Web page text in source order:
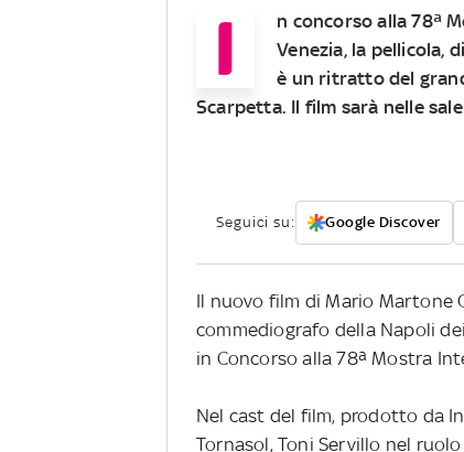
I
n concorso alla 78ª
Venezia, la pellicola,
è un ritratto del
Scarpetta. Il film sarà nelle
Seguici su: Google Discover
Il nuovo film di Mario Martone
commediografo della Napoli
in Concorso alla 78ª Mostra
Nel cast del film, prodotto da
Tornasol, Toni Servillo nel